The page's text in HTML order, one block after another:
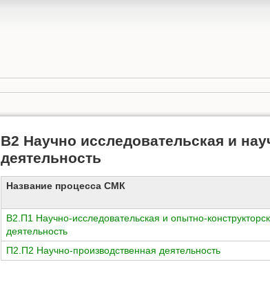
В2 Научно исследовательская и
деятельность
Название процесса СМК
В2.П1 Научно-исследовательская и опытно-
деятельность
П2.П2 Научно-производственная деятельность